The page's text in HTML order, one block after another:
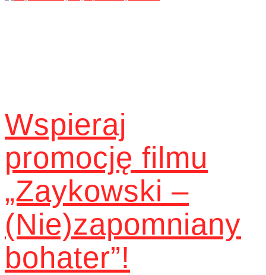
Wspieraj
promocję filmu
„Zaykowski –
(Nie)zapomniany
bohater”!